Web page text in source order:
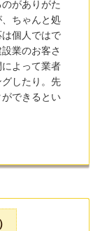
がありがた
ちゃんと処
個人ではで
業のお客さ
よって業者
したり。先
できるとい